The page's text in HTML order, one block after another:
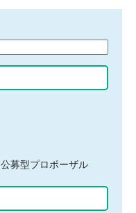
公募型プロポーザル